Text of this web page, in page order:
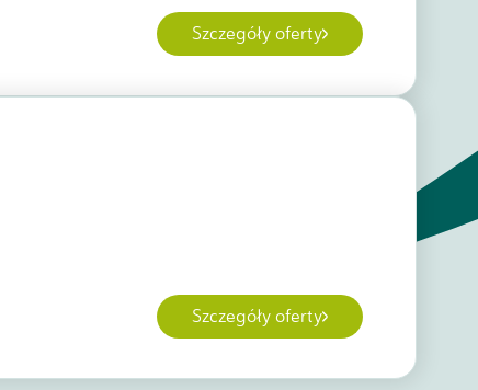
Szczegóły oferty
Szczegóły oferty